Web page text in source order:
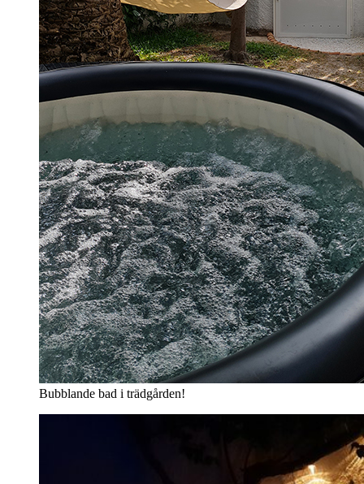
Bubblande bad i trädgården!